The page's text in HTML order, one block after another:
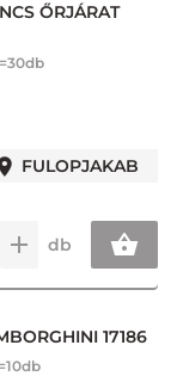
ŐRJÁRAT
FULOPJAKAB
db
17186